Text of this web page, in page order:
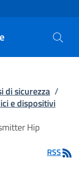
di sicurezza /
e dispositivi
Hip
RSS